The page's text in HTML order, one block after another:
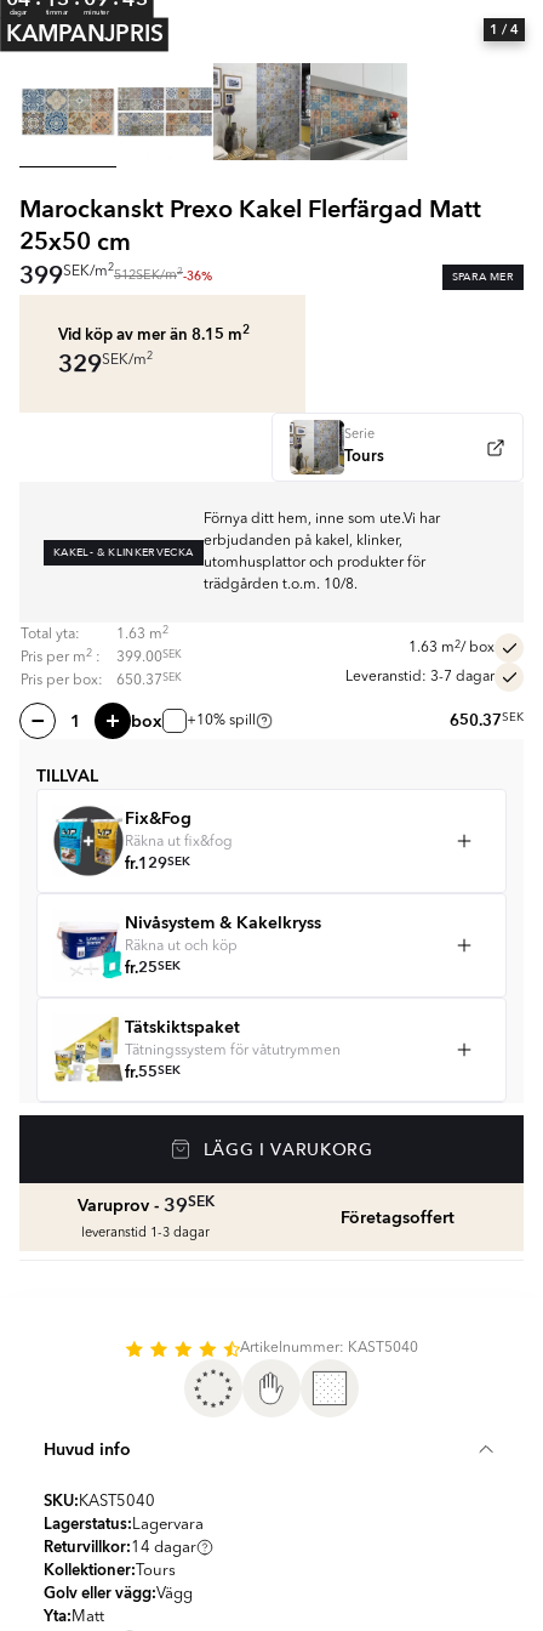
dagar timmar minuter
KAMPANJPRIS 1 / 4
Marockanskt Prexo Kakel Flerfärgad Matt
25x50 cm
399SEK/m2
512SEK/m2-36% SPARA MER
Vid köp av mer än 8.15 m2
329SEK/m2
Serie
Tours
KAKEL- & KLINKERVECKA
Förnya ditt hem, inne som ute.Vi har
erbjudanden på kakel, klinker,
utomhusplattor och produkter för
trädgården t.o.m. 10/8.
Total yta: 1.63 m 2
Pris per m 2 : 399.00SEK
Pris per box: 650.37SEK
1.63 m2/ box
Leveranstid: 3-7 dagar
box +10% spill 650.37SEK
TILLVAL
Fix&Fog
Räkna ut fix&fog
fr.129SEK
Nivåsystem & Kakelkryss
Räkna ut och köp
fr.25SEK
Tätskiktspaket
Tätningssystem för våtutrymmen
fr.55SEK
Se färger och beräkna rätt mängd våtrumssilikon
Rengöring & Underhåll
Kakellist
LÄGG I VARUKORG
Varuprov - 39SEK
leveranstid 1-3 dagar
Företagsoffert
Artikelnummer: KAST5040
Huvud info
SKU: KAST5040
Lagerstatus: Lagervara
Returvillkor:14 dagar
Kollektioner: Tours
Golv eller vägg:Vägg
Yta: Matt